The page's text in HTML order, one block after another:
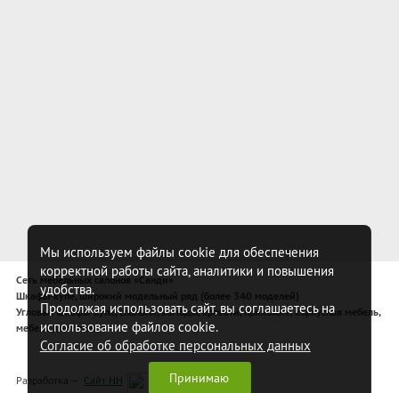
Сеть мебельных салонов «Санди»
Шкафы-купе, широкий модельный ряд (более 340 моделей)
Угловые шкафы-купе, спальни, комоды, кровати, прихожие, корпусная мебель,
мебель для спальни
Разработка — Сайт НН
Мы используем файлы cookie для обеспечения
корректной работы сайта, аналитики и повышения
удобства.
Продолжая использовать сайт, вы соглашаетесь на
использование файлов cookie.
Согласие об обработке персональных данных
Принимаю